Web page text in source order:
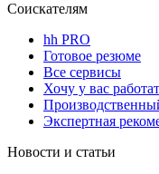
Соискателям
hh PRO
Готовое резюме
Все сервисы
Хочу у вас
Экспертная
Новости и статьи